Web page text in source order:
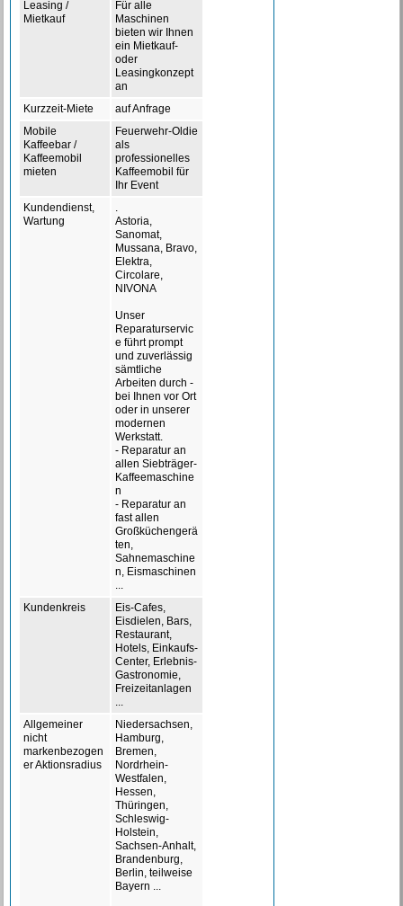
Leasing /
Mietkauf
Für alle
Maschinen
bieten wir Ihnen
ein Mietkauf-
oder
Leasingkonzept
an
Kurzzeit-Miete
auf Anfrage
Mobile
Kaffeebar /
Kaffeemobil
mieten
Feuerwehr-Oldie
als
professionelles
Kaffeemobil für
Ihr Event
Kundendienst,
Wartung
.
Astoria,
Sanomat,
Mussana, Bravo,
Elektra,
Circolare,
NIVONA
Unser
Reparaturservic
e führt prompt
und zuverlässig
sämtliche
Arbeiten durch -
bei Ihnen vor Ort
oder in unserer
modernen
Werkstatt.
- Reparatur an
allen Siebträger-
Kaffeemaschine
n
- Reparatur an
fast allen
Großküchengerä
ten,
Sahnemaschine
n, Eismaschinen
...
Kundenkreis
Eis-Cafes,
Eisdielen, Bars,
Restaurant,
Hotels, Einkaufs-
Center, Erlebnis-
Gastronomie,
Freizeitanlagen
...
Allgemeiner
nicht
markenbezogen
er Aktionsradius
Niedersachsen,
Hamburg,
Bremen,
Nordrhein-
Westfalen,
Hessen,
Thüringen,
Schleswig-
Holstein,
Sachsen-Anhalt,
Brandenburg,
Berlin, teilweise
Bayern ...